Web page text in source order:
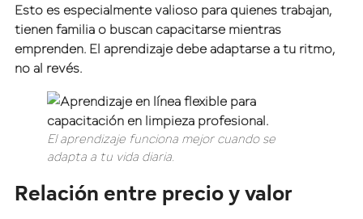
Esto es especialmente valioso para quienes trabajan,
tienen familia o buscan capacitarse mientras
emprenden. El aprendizaje debe adaptarse a tu ritmo,
no al revés.
El aprendizaje funciona mejor cuando se
adapta a tu vida diaria.
Relación entre precio y valor